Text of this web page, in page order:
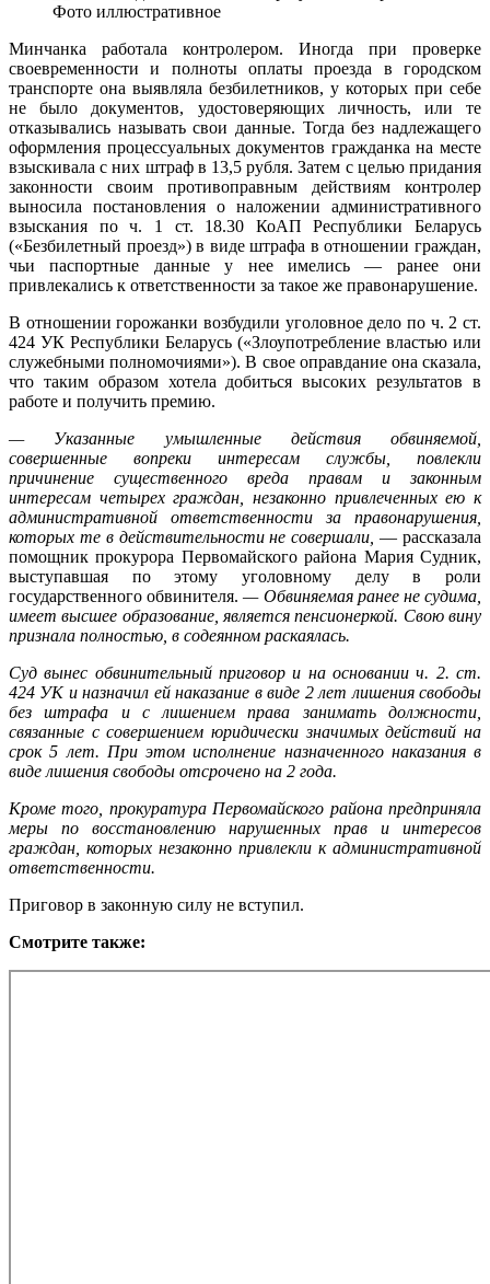
Фото иллюстративное
Минчанка работала контролером. Иногда при проверке
своевременности и полноты оплаты проезда в городском
транспорте она выявляла безбилетников, у которых при себе
не было документов, удостоверяющих личность, или те
отказывались называть свои данные. Тогда без надлежащего
оформления процессуальных документов гражданка на месте
взыскивала с них штраф в 13,5 рубля. Затем с целью придания
законности своим противоправным действиям контролер
выносила постановления о наложении административного
взыскания по ч. 1 ст. 18.30 КоАП Республики Беларусь
(«Безбилетный проезд») в виде штрафа в отношении граждан,
чьи паспортные данные у нее имелись — ранее они
привлекались к ответственности за такое же правонарушение.
В отношении горожанки возбудили уголовное дело по ч. 2 ст.
424 УК Республики Беларусь («Злоупотребление властью или
служебными полномочиями»). В свое оправдание она сказала,
что таким образом хотела добиться высоких результатов в
работе и получить премию.
— Указанные умышленные действия обвиняемой,
совершенные вопреки интересам службы, повлекли
причинение существенного вреда правам и законным
интересам четырех граждан, незаконно привлеченных ею к
административной ответственности за правонарушения,
которых те в действительности не совершали, — рассказала
помощник прокурора Первомайского района Мария Судник,
выступавшая по этому уголовному делу в роли
государственного обвинителя.— Обвиняемая ранее не судима,
имеет высшее образование, является пенсионеркой. Свою вину
признала полностью, в содеянном раскаялась.
Суд вынес обвинительный приговор и на основании ч. 2. ст.
424 УК и назначил ей наказание в виде 2 лет лишения свободы
без штрафа и с лишением права занимать должности,
связанные с совершением юридически значимых действий на
срок 5 лет. При этом исполнение назначенного наказания в
виде лишения свободы отсрочено на 2 года.
Кроме того, прокуратура Первомайского района предприняла
меры по восстановлению нарушенных прав и интересов
граждан, которых незаконно привлекли к административной
ответственности.
Приговор в законную силу не вступил.
Смотрите также: